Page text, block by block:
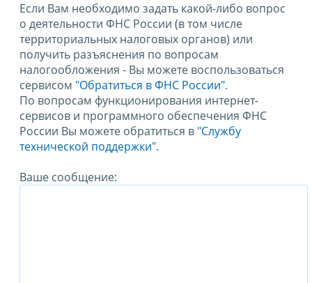
Если Вам необходимо задать какой-либо вопрос
о деятельности ФНС России (в том числе
территориальных налоговых органов) или
получить разъяснения по вопросам
налогообложения - Вы можете воспользоваться
сервисом "Обратиться в ФНС России".
По вопросам функционирования интернет-
сервисов и программного обеспечения ФНС
России Вы можете обратиться в "Службу
технической поддержки".
Ваше сообщение: